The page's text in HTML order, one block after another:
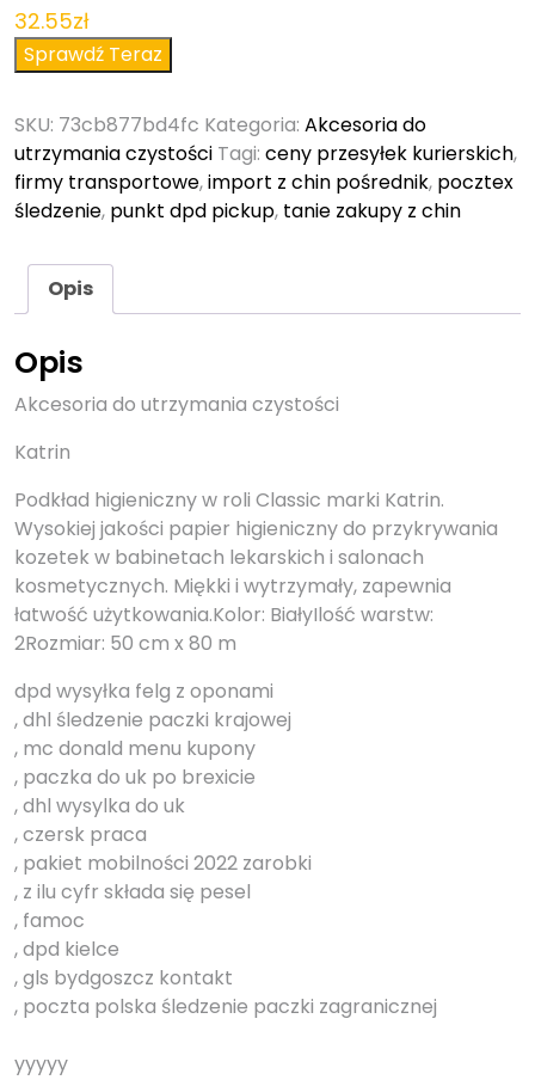
32.55zł
Sprawdź Teraz
SKU: 73cb877bd4fc Kategoria: Akcesoria do
utrzymania czystości Tagi: ceny przesyłek kurierskich,
firmy transportowe,import z chin pośrednik, pocztex
śledzenie, punkt dpd pickup, tanie zakupy z chin
Opis
Opis
Akcesoria do utrzymania czystości
Katrin
Podkład higieniczny w roli Classic marki Katrin.
Wysokiej jakości papier higieniczny do przykrywania
kozetek w babinetach lekarskich i salonach
kosmetycznych. Miękki i wytrzymały, zapewnia
łatwość użytkowania.Kolor: BiałyIlość warstw:
2Rozmiar: 50 cm x 80 m
dpd wysyłka felg z oponami
, dhl śledzenie paczki krajowej
, mc donald menu kupony
, paczka do uk po brexicie
, dhl wysylka do uk
, czersk praca
, pakiet mobilności 2022 zarobki
, z ilu cyfr składa się pesel
, famoc
, dpd kielce
, gls bydgoszcz kontakt
, poczta polska śledzenie paczki zagranicznej
yyyyy